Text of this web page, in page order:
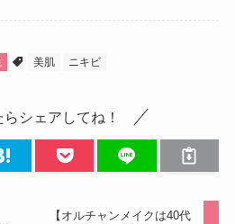
美肌 ニキビ
シェアしてね！
【オルチャンメイクは40代